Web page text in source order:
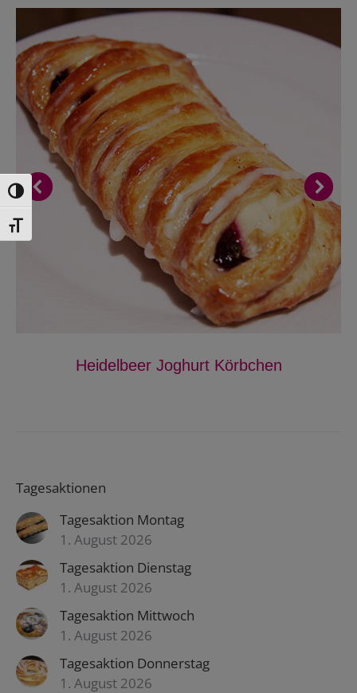
Toggle High Contrast
Toggle Font size
Heidelbeer Joghurt Körbchen
Tagesaktionen
Tagesaktion Montag
1. August 2026
Tagesaktion Dienstag
1. August 2026
Tagesaktion Mittwoch
1. August 2026
Tagesaktion Donnerstag
1. August 2026